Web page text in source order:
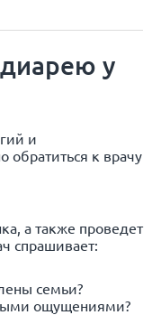
у
и
к врачу
а также проведет
спрашивает:
семьи?
ощущениями?